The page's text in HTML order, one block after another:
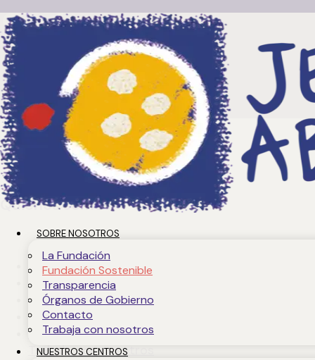
SOBRE NOSOTROS
La Fundación
Fundación Sostenible
Transparencia
Órganos de Gobierno
Contacto
Trabaja con nosotros
NUESTROS CENTROS
Sobre
nosotros
Quiénes somos
La Fundación
Fundación Sostenible
Transparencia
Órganos de Gobierno
Contacto
Trabaja con nosotros